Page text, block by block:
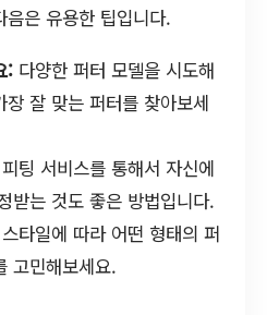
은 유용한 팁입니다.
: 다양한 퍼터 모델을 시도해
잘 맞는 퍼터를 찾아보세
팅 서비스를 통해서 자신에
받는 것도 좋은 방법입니다.
타일에 따라 어떤 형태의 퍼
고민해보세요.